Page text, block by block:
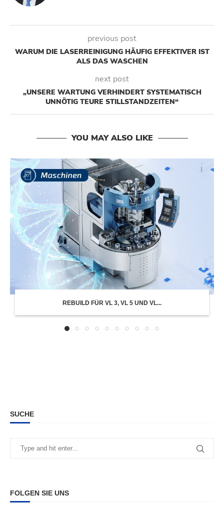
previous post
WARUM DIE LASERREINIGUNG HÄUFIG EFFEKTIVER IST
ALS DAS WASCHEN
next post
„UNSERE WARTUNG VERHINDERT SYSTEMATISCH
UNNÖTIG TEURE STILLSTANDZEITEN“
YOU MAY ALSO LIKE
REBUILD FÜR VL 3, VL 5 UND VL...
SUCHE
FOLGEN SIE UNS